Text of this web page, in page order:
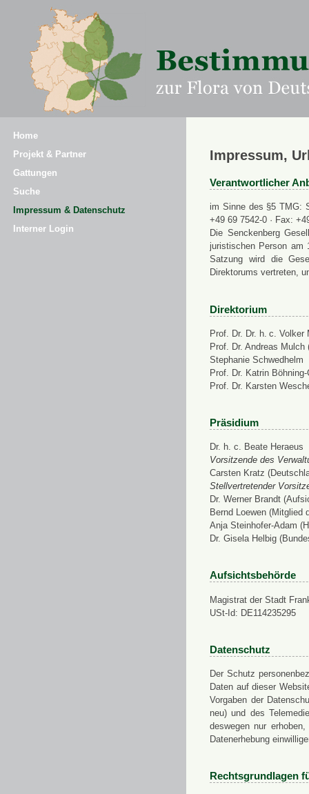
Home
Projekt & Partner
Gattungen
Suche
Impressum & Datenschutz
Interner Login
Impressum,
Verantwortlicher
im Sinne des §5 TMG:
+49 69 7542-0 · Fax:
Die Senckenberg
juristischen Person am
Satzung wird die
Direktorums vertreten,
Direktorium
Prof. Dr. Dr. h. c. Volker
Prof. Dr. Andreas
Stephanie Schwedhelm
Prof. Dr. Katrin
Prof. Dr. Karsten
Präsidium
Dr. h. c. Beate Heraeus
Vorsitzende des
Carsten Kratz
Stellvertretender
Dr. Werner Brandt
Bernd Loewen (Mitglied
Anja Steinhofer-Adam
Dr. Gisela Helbig
Aufsichtsbehörde
Magistrat der Stadt
USt-Id: DE114235295
Datenschutz
Der Schutz
Daten auf dieser
Vorgaben der
neu) und des
deswegen nur
Datenerhebung
Rechtsgrundlagen